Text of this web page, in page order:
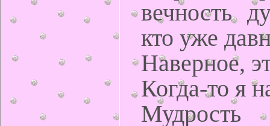
вечность
кто уже
Наверное,
Когда-то я